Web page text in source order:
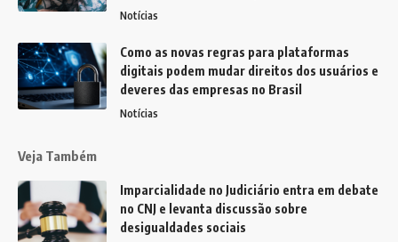
Notícias
Como as novas regras para plataformas
digitais podem mudar direitos dos usuários e
deveres das empresas no Brasil
Notícias
Veja Também
Imparcialidade no Judiciário entra em debate
no CNJ e levanta discussão sobre
desigualdades sociais